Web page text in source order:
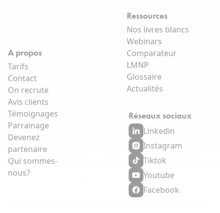
Ressources
Nos livres blancs
Webinars
Comparateur
LMNP
Glossaire
Actualités
A propos
Tarifs
Contact
On recrute
Avis clients
Témoignages
Parrainage
Devenez
partenaire
Qui sommes-
nous?
Réseaux sociaux
Linkedin
Instagram
Tiktok
Youtube
Facebook